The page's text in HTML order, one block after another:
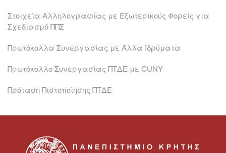
Στοιχεία Αλληλογραφίας με Εξωτερικούς Φορείς για
Σχεδιασμό ΠΠΣ
Πρωτόκολλα Συνεργασίας με Άλλα Ιδρύματα
Πρωτόκολλο Συνεργασίας ΠΤΔΕ με CUNY
Πρόταση Πιστοποίησης ΠΤΔΕ